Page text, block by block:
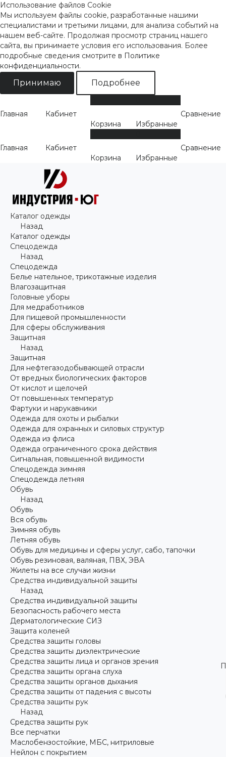
Использование файлов Cookie
Мы используем файлы cookie, разработанные нашими
специалистами и третьими лицами, для анализа событий на
нашем веб-сайте. Продолжая просмотр страниц нашего
сайта, вы принимаете условия его использования. Более
подробные сведения смотрите в Политике
конфиденциальности.
Принимаю Подробнее
Главная Кабинет
Корзина Избранные
Сравнение
Главная Кабинет
Корзина Избранные
Сравнение
Каталог одежды
Назад
Каталог одежды
Спецодежда
Назад
Спецодежда
Белье нательное, трикотажные изделия
Влагозащитная
Головные уборы
Для медработников
Для пищевой промышленности
Для сферы обслуживания
Защитная
Назад
Защитная
Для нефтегазодобывающей отрасли
От вредных биологических факторов
От кислот и щелочей
От повышенных температур
Фартуки и нарукавники
Одежда для охоты и рыбалки
Одежда для охранных и силовых структур
Одежда из флиса
Одежда ограниченного срока действия
Сигнальная, повышенной видимости
Спецодежда зимняя
Спецодежда летняя
Обувь
Назад
Обувь
Вся обувь
Зимняя обувь
Летняя обувь
Обувь для медицины и сферы услуг, сабо, тапочки
Обувь резиновая, валяная, ПВХ, ЭВА
Жилеты на все случаи жизни
Средства индивидуальной защиты
Назад
Средства индивидуальной защиты
Безопасность рабочего места
Дерматологические СИЗ
Защита коленей
Средства защиты головы
Средства защиты диэлектрические
Средства защиты лица и органов зрения
Средства защиты органа слуха
Средства защиты органов дыхания
Средства защиты от падения с высоты
Средства защиты рук
Назад
Средства защиты рук
Все перчатки
Маслобензостойкие, МБС, нитриловые
Нейлон с покрытием